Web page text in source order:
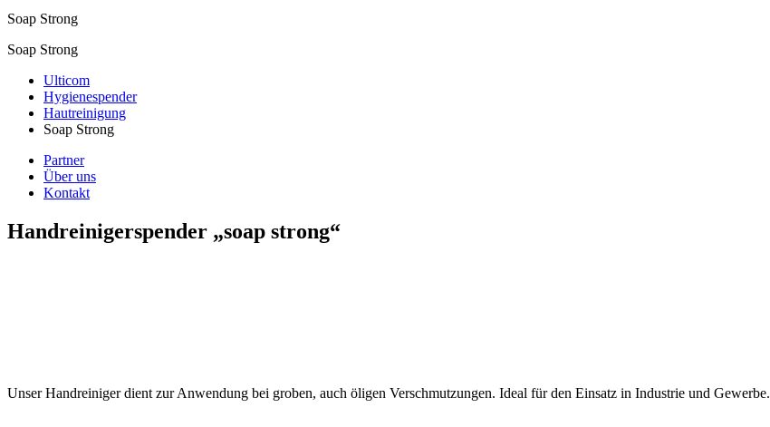
Soap Strong
Soap Strong
Ulticom
Hygienespender
Hautreinigung
Soap Strong
Partner
Über uns
Kontakt
Handreinigerspender „soap strong“
Unser Handreiniger dient zur Anwendung bei groben, auch öligen Verschmutzungen. Ideal für den Einsatz in Industrie und Gewerbe.